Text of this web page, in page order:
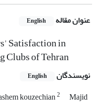
عنوان مقاله English
Satisfaction in
Clubs of Tehran
نویسندگان English
kouzechian2
Majid